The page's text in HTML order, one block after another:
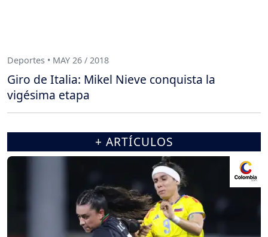
Deportes • MAY 26 / 2018
Giro de Italia: Mikel Nieve conquista la
vigésima etapa
+ ARTÍCULOS